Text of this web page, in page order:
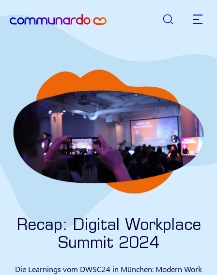
Suche
Recap: Digital Workplace
Summit 2024
Die Learnings vom DWSC24 in München: Modern Work